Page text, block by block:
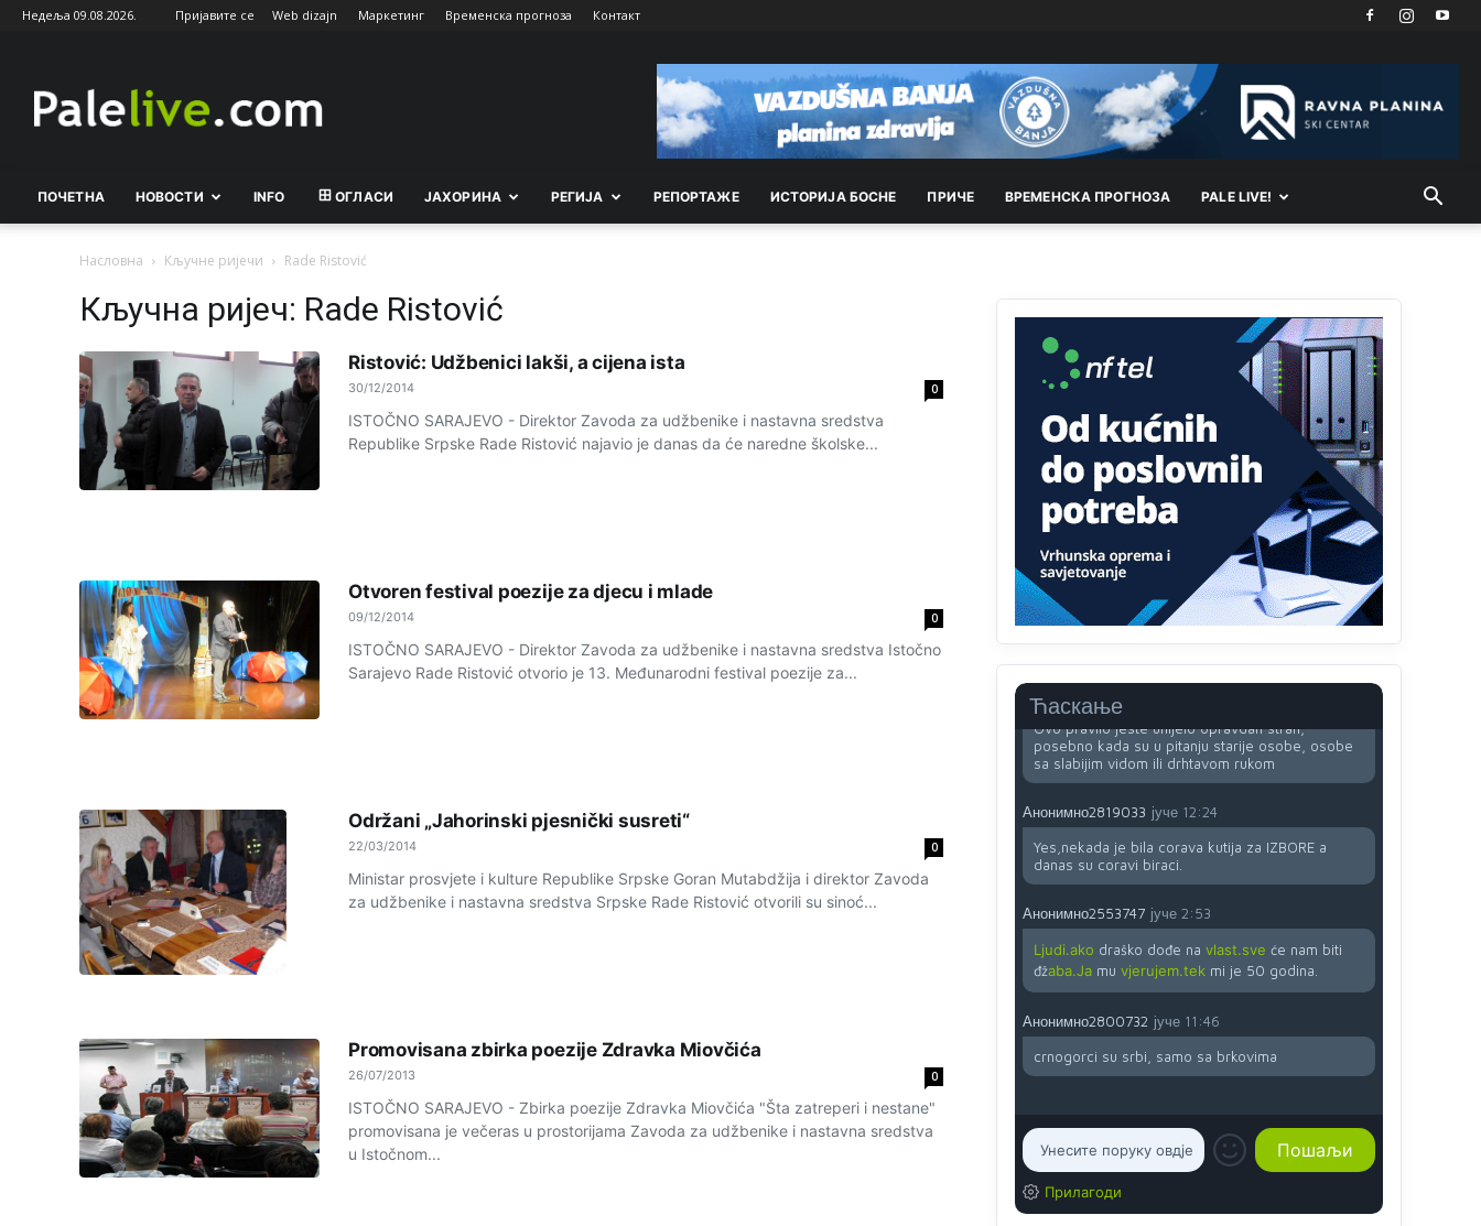
Недеља 09.08.2026. Пријавите се Web dizajn Маркетинг Временска прогноза Контакт
ПОЧЕТНА НОВОСТИ INFO ОГЛАСИ ЈАХОРИНА РEГИЈА РEПОРТАЖE ИСТОРИЈА БОСНЕ ПРИЧЕ ВРEМEНСКА ПРОГНОЗА PALE LIVE!
Насловна Кључне ријечи Rade Ristović
Кључна ријеч: Rade Ristović
Ristović: Udžbenici lakši, a cijena ista
30/12/2014 0
ISTOČNO SARAJEVO - Direktor Zavoda za udžbenike i nastavna sredstva
Republike Srpske Rade Ristović najavio je danas da će naredne školske...
Otvoren festival poezije za djecu i mlade
09/12/2014 0
ISTOČNO SARAJEVO - Direktor Zavoda za udžbenike i nastavna sredstva Istočno
Sarajevo Rade Ristović otvorio je 13. Međunarodni festival poezije za...
Održani „Jahorinski pjesnički susreti“
22/03/2014 0
Ministar prosvjete i kulture Republike Srpske Goran Mutabdžija i direktor Zavoda
za udžbenike i nastavna sredstva Srpske Rade Ristović otvorili su sinoć...
Promovisana zbirka poezije Zdravka Miovčića
26/07/2013 0
ISTOČNO SARAJEVO - Zbirka poezije Zdravka Miovčića "Šta zatreperi i nestane"
promovisana je večeras u prostorijama Zavoda za udžbenike i nastavna sredstva
u Istočnom...
Ћаскање
Najveći rizik sa nepismenim stanovništvom je
"kupovina glasova" i manipulacija kroz fiktivne
pomoćnike (koji zapravo glasaju po nalogu
političkih partija, a ne po želji birača).
Анонимно2818605
Prema zvaničnim podacima Agencije za statistiku
Анонимно2818605 јуче 11:30
Prema podacima o informaciono-komunikacionim
tehnologijama, čak 33,4% domaćinstava u BiH
uopšte nema pristup računaru bilo koje vrste
(desktop, laptop ili tablet
Анонимно2818605 јуче
11:34
Najveći dio populacije starije od 65 godina
uopšte ne koristi internet, niti ima pristup
računarima
Анонимно2818605 јуче
Uvođenje pravila da se umjesto dosadašnjeg
znaka "X" (krstića) kružić ispred kandidata mora u
potpunosti obojiti (popuniti) uvedeno je isključivo
zbog tehničkih zahtjeva optičkih skenera.
Ovo pravilo jeste unijelo opravdan strah,
posebno kada su u pitanju starije osobe, osobe
sa slabijim vidom ili drhtavom rukom
Анонимно2819033 јуче 12:24
Yes,nekada je bila corava kutija za IZBORE a
danas su coravi biraci.
Анонимно2553747 јуче 2:53
Ljudi.ako draško dođe na vlast.sve će nam biti
đžaba.Jamu vjerujem.tek mi je 50 godina.
Анонимно2800732 јуче 11:46
crnogorci su srbi, samo sa brkovima
Прилагоди